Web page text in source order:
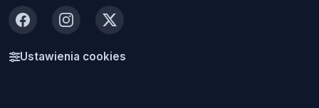
FacebookInstagram
X
Ustawienia cookies